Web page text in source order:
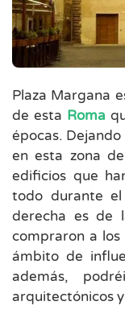
Plaza Margana
de esta Roma
épocas.
en esta zona
edificios que
todo durante
derecha es de
compraron a los
ámbito de
además,
arquitectónicos